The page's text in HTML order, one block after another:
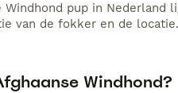
Windhond pup in
van de fokker en de locatie.
Windhond?